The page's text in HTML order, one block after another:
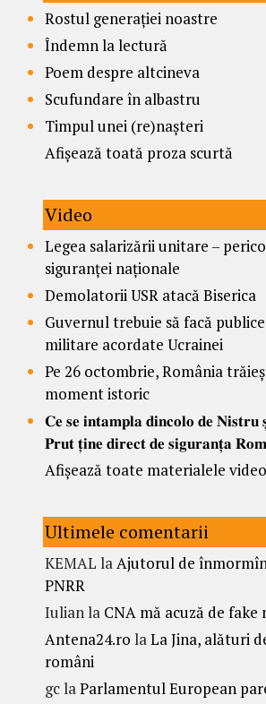
Rostul generației noastre
Îndemn la lectură
Poem despre altcineva
Scufundare în albastru
Timpul unei (re)nașteri
Afișează toată proza scurtă
Video
Legea salarizării unitare –
siguranței naționale
Demolatorii USR atacă Biserica
Guvernul trebuie să facă
militare acordate Ucrainei
Pe 26 octombrie, România
moment istoric
𝐂𝐞 𝐬𝐞 𝐢𝐧𝐭𝐚𝐦𝐩𝐥𝐚 𝐝𝐢𝐧𝐜𝐨𝐥𝐨 𝐝𝐞 𝐍𝐢𝐬𝐭𝐫𝐮
𝐏𝐫𝐮𝐭 𝐭̦𝐢𝐧𝐞 𝐝𝐢𝐫𝐞𝐜𝐭 𝐝𝐞 𝐬𝐢𝐠𝐮𝐫𝐚𝐧𝐭̦𝐚
Afișează toate materialele video
Ultimele comentarii
KEMAL laAjutorul de
PNRR
Iulianla CNA mă acuză de fake
Antena24.ro laLa Jina, alături
români
gclaParlamentul European